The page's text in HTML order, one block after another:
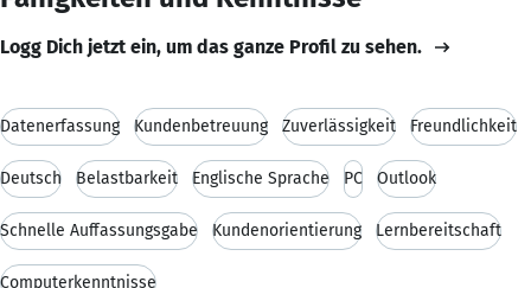
Logg Dich jetzt ein, um das ganze Profil zu sehen.
Datenerfassung Kundenbetreuung Zuverlässigkeit Freundlichkeit
Deutsch Belastbarkeit Englische Sprache PC Outlook
Schnelle Auffassungsgabe Kundenorientierung Lernbereitschaft
Computerkenntnisse